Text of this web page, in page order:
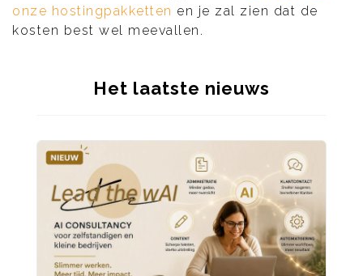
onze hostingpakketten en je zal zien dat de
kosten best wel meevallen.
Het laatste nieuws